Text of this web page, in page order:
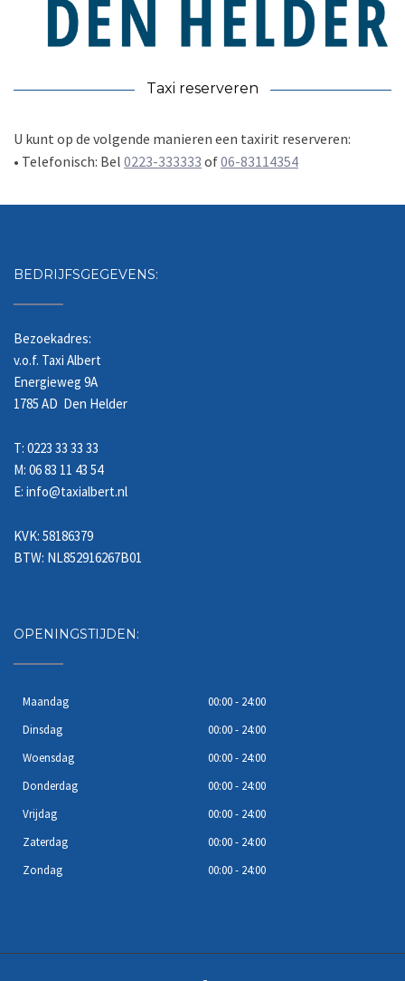
Taxi reserveren
U kunt op de volgende manieren een taxirit reserveren:
• Telefonisch: Bel 0223-333333 of06-83114354
BEDRIJFSGEGEVENS:
Bezoekadres:
v.o.f. Taxi Albert
Energieweg 9A
1785 AD Den Helder
T: 0223 33 33 33
M: 06 83 11 43 54
E: info@taxialbert.nl
KVK: 58186379
BTW: NL852916267B01
OPENINGSTIJDEN:
Maandag
00:00 - 24:00
Dinsdag
00:00 - 24:00
Woensdag
00:00 - 24:00
Donderdag
00:00 - 24:00
Vrijdag
00:00 - 24:00
Zaterdag
00:00 - 24:00
Zondag
00:00 - 24:00